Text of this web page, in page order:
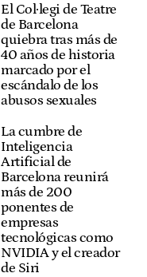
El Col·legi de Teatre
de Barcelona
quiebra tras más de
40 años de historia
marcado por el
escándalo de los
abusos sexuales
La cumbre de
Inteligencia
Artificial de
Barcelona reunirá
más de 200
ponentes de
empresas
tecnológicas como
NVIDIA y el creador
de Siri